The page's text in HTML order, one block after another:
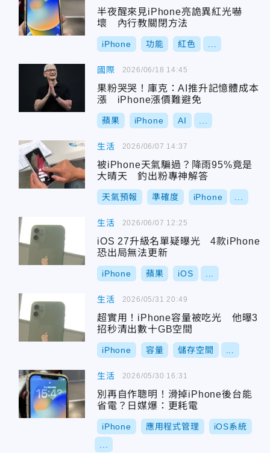
半夜醒來見iPhone亮詭異紅光嚇
壞 內行教關閉方法
iPhone 功能 紅色
國際
果粉哭哭！庫克：AI推升記憶體成本
漲 iPhone漲價難避免
蘋果 iPhone AI
2026/06/18 14:45
生活
被iPhone天氣騙過？降雨95%竟是
大晴天 釣出粉專神解答
天氣預報 準確度 iPhone
2026/06/07 14:37
生活
iOS 27升級名單疑曝光 4款iPhone
恐出局無法更新
iPhone 蘋果 iOS
2026/06/07 12:25
生活
超實用！iPhone容量被吃光 他曝3
招秒清出數十GB空間
iPhone 容量 儲存空間
2026/05/31 20:49
生活
別再自作聰明！滑掉iPhone後台能
省電？日媒爆：更耗電
iPhone 應用程式管理 iOS系統
2026/05/30 16:31